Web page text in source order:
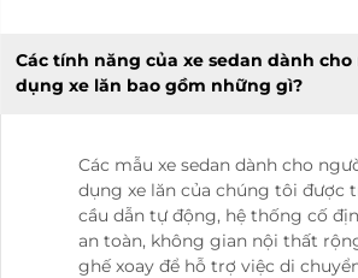
Các tính năng của xe sedan dành cho
dụng xe lăn bao gồm những gì?
Các mẫu xe sedan dành cho
dụng xe lăn của chúng tôi được
cầu dẫn tự động, hệ thống cố
an toàn, không gian nội thất
ghế xoay để hỗ trợ việc di